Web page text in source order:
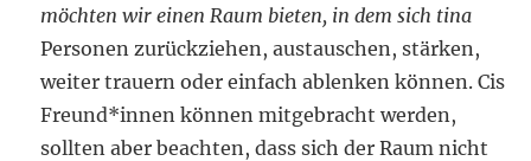
möchten wir einen Raum bieten, in dem sich tina
Personen zurückziehen, austauschen, stärken,
weiter trauern oder einfach ablenken können. Cis
Freund*innen können mitgebracht werden,
sollten aber beachten, dass sich der Raum nicht